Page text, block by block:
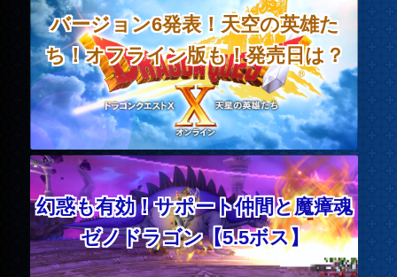
バージョン6発表！天空の英雄た
ち！オフライン版も！発売日は？
幻惑も有効！サポート仲間と魔瘴魂
ゼノドラゴン【5.5ボス】